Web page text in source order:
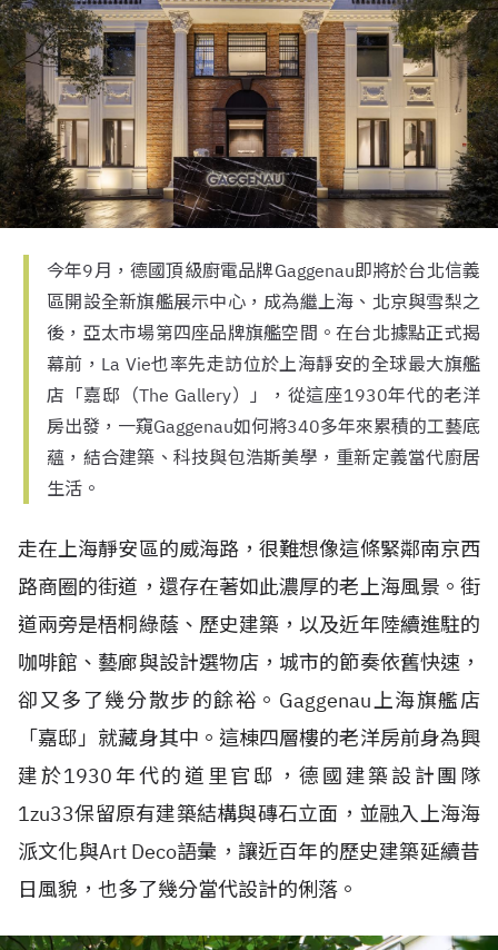
今年9月，德國頂級廚電品牌Gaggenau即將於台北信義
區開設全新旗艦展示中心，成為繼上海、北京與雪梨之
後，亞太市場第四座品牌旗艦空間。在台北據點正式揭
幕前，La Vie也率先走訪位於上海靜安的全球最大旗艦
店「嘉邸（The Gallery）」，從這座1930年代的老洋
房出發，一窺Gaggenau如何將340多年來累積的工藝底
蘊，結合建築、科技與包浩斯美學，重新定義當代廚居
生活。
走在上海靜安區的威海路，很難想像這條緊鄰南京西
路商圈的街道，還存在著如此濃厚的老上海風景。街
道兩旁是梧桐綠蔭、歷史建築，以及近年陸續進駐的
咖啡館、藝廊與設計選物店，城市的節奏依舊快速，
卻又多了幾分散步的餘裕。Gaggenau上海旗艦店
「嘉邸」就藏身其中。這棟四層樓的老洋房前身為興
建於1930年代的道里官邸，德國建築設計團隊
1zu33保留原有建築結構與磚石立面，並融入上海海
派文化與Art Deco語彙，讓近百年的歷史建築延續昔
日風貌，也多了幾分當代設計的俐落。